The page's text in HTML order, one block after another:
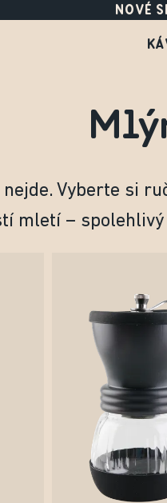
NOVÉ
Vyberte si
mletí – spolehlivý